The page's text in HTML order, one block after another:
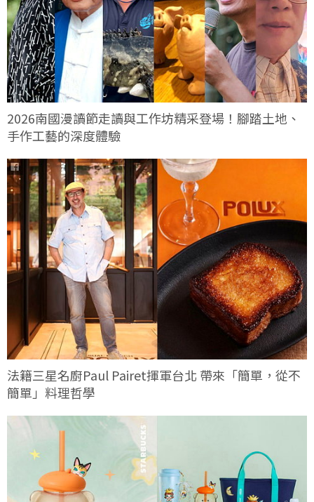
2026南國漫讀節走讀與工作坊精采登場！腳踏土地、
手作工藝的深度體驗
法籍三星名廚Paul Pairet揮軍台北 帶來「簡單，從不
簡單」料理哲學